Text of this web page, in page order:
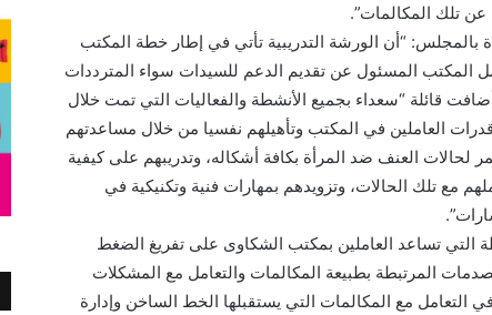
عن تلك المكالمات”.
“أن الورشة التدريبية تأتي في إطار خطة المكتب
المكتب المسئول عن تقديم الدعم للسيدات سواء المترددات
بخط الاستشارات (١٥١١٥) ، وأضافت قائلة “سعداء بجميع الأنشطة والفعاليات التي تمت خلال
العاملين في المكتب وتأهيلهم نفسيا من خلال مساعدتهم
العنف ضد المرأة بكافة أشكاله، وتدريبهم على كيفية
مع تلك الحالات، وتزويدهم بمهارات فنية وتكنيكية في
التي تساعد العاملين بمكتب الشكاوى على تفريغ الضغط
المرتبطة بطبيعة المكالمات والتعامل مع المشكلات
التعامل مع المكالمات التي يستقبلها الخط الساخن وإدارة